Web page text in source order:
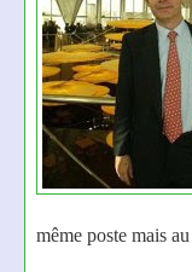
même poste mais